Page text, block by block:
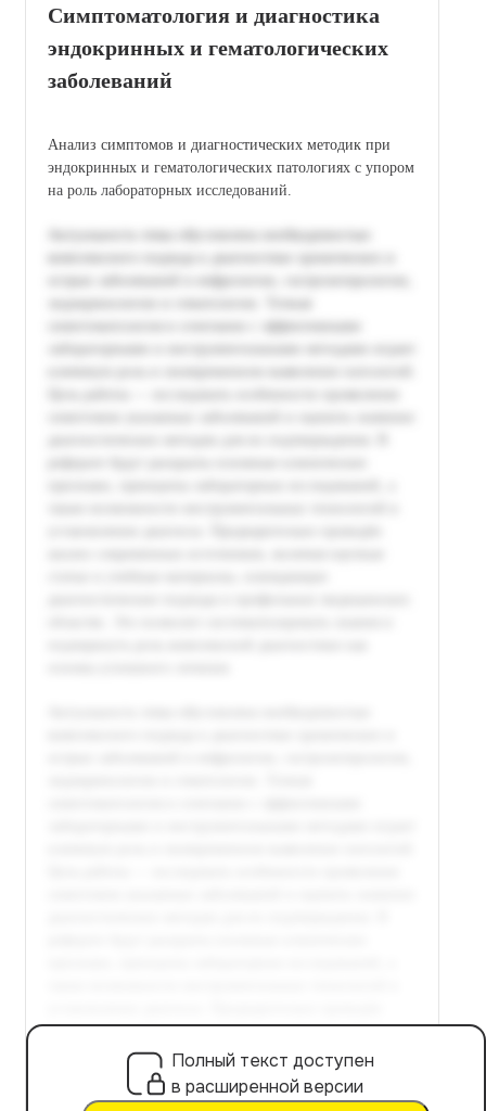
Симптоматология и диагностика
эндокринных и гематологических
заболеваний
Анализ симптомов и диагностических методик при
эндокринных и гематологических патологиях с упором
на роль лабораторных исследований.
Полный текст доступен
в расширенной версии